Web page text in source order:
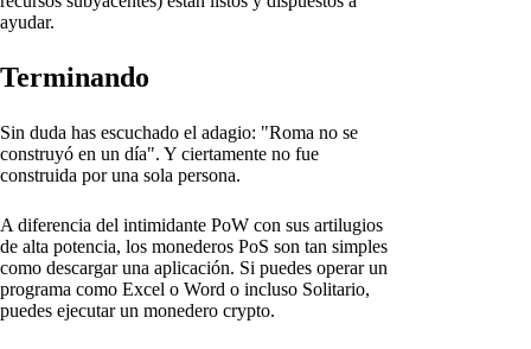
ayudar.
Terminando
Sin duda has escuchado el adagio: "Roma no se
construyó en un día". Y ciertamente no fue
construida por una sola persona.
A diferencia del intimidante PoW con sus artilugios
de alta potencia, los monederos PoS son tan simples
como descargar una aplicación. Si puedes operar un
programa como Excel o Word o incluso Solitario,
puedes ejecutar un monedero crypto.